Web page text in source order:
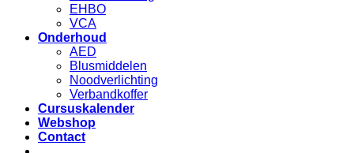
EHBO
VCA
Onderhoud
AED
Blusmiddelen
Noodverlichting
Verbandkoffer
Cursuskalender
Webshop
Contact